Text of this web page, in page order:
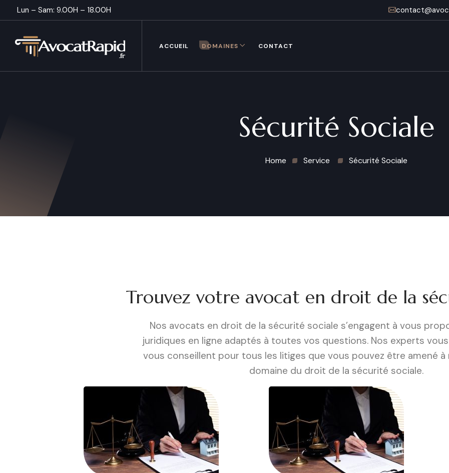
Lun – Sam: 9.00H – 18.00H
ACCUEIL DOMAINES CONTACT
Sécurité Sociale
Home Service Sécurité Sociale
Trouvez votre avocat en droit de la
Nos avocats en droit de la sécurité sociale s’engagent à vous
juridiques en ligne adaptés à toutes vos questions. Nos experts
vous conseillent pour tous les litiges que vous pouvez être amené
domaine du droit de la sécurité sociale.